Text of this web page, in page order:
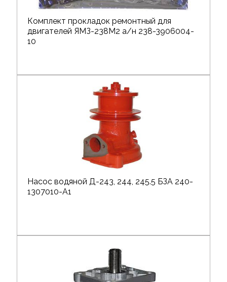
Комплект прокладок ремонтный для
двигателей ЯМЗ-238М2 а/н 238-3906004-
10
Насос водяной Д-243, 244, 245.5 БЗА 240-
1307010-А1